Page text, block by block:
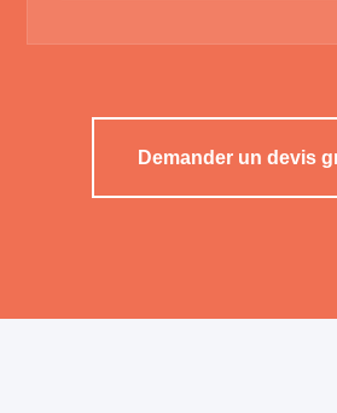
Demander un devis